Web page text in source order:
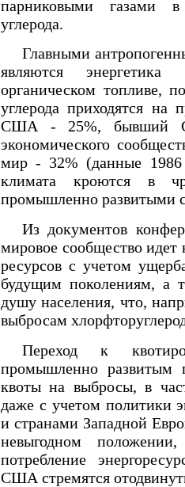
парниковыми газами
углерода.
Главными
являются
органическом топливе,
углерода приходятся на
США - 25%, бывший
экономического
мир - 32% (данные 1986
климата кроются в
промышленно развитыми
Из документов
мировое сообщество
ресурсов с учетом
будущим поколениям, а
душу населения, что,
выбросам
Переход к
промышленно развитым
квоты на выбросы, в
даже с учетом политики
и странами Западной
невыгодном
потребление
США стремятся